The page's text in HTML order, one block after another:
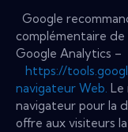
Google
complémentaire
Google Analytics –
https://
navigateur Web. Le
navigateur pour la
offre aux visiteurs